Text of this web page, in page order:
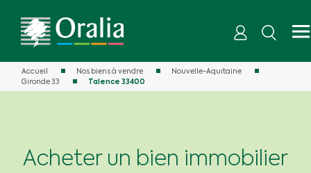
Accueil Nos biens à vendre
Nouvelle-Aquitaine
Gironde 33
Talence 33400
Acheter un bien immobilier